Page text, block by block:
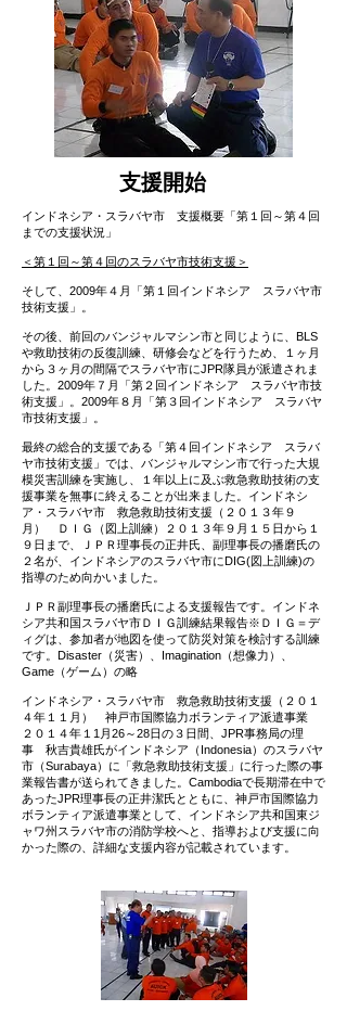
​支援開始
インドネシア・スラバヤ市 支援概要「第１回～第４回
までの支援状況」
＜第１回～第４回のスラバヤ市技術支援＞
そして、2009年４月「第１回インドネシア スラバヤ市
技術支援」。
その後、前回のバンジャルマシン市と同じように、BLS
や救助技術の反復訓練、研修会などを行うため、１ヶ月
から３ヶ月の間隔でスラバヤ市にJPR隊員が派遣されま
した。2009年７月「第２回インドネシア スラバヤ市技
術支援」。2009年８月「第３回インドネシア スラバヤ
市技術支援」。
最終の総合的支援である「第４回インドネシア スラバ
ヤ市技術支援」では、バンジャルマシン市で行った大規
模災害訓練を実施し、１年以上に及ぶ救急救助技術の支
援事業を無事に終えることが出来ました。インドネシ
ア・スラバヤ市 救急救助技術支援（２０１３年９
月） ＤＩＧ（図上訓練）２０１３年９月１５日から１
９日まで、ＪＰＲ理事長の正井氏、副理事長の播磨氏の
２名が、インドネシアのスラバヤ市にDIG(図上訓練)の
指導のため向かいました。
ＪＰＲ副理事長の播磨氏による支援報告です。インドネ
シア共和国スラバヤ市ＤＩＧ訓練結果報告※ＤＩＧ＝デ
ィグは、参加者が地図を使って防災対策を検討する訓練
です。Disaster（災害）、Imagination（想像力）、
Game（ゲーム）の略
インドネシア・スラバヤ市 救急救助技術支援（２０１
４年１１月） 神戸市国際協力ボランティア派遣事業
２０１４年１1月26～28日の３日間、JPR事務局の理
事 秋吉貴雄氏がインドネシア（Indonesia）のスラバヤ
市（Surabaya）に「救急救助技術支援」に行った際の事
業報告書が送られてきました。Cambodiaで長期滞在中で
あったJPR理事長の正井潔氏とともに、神戸市国際協力
ボランティア派遣事業として、インドネシア共和国東ジ
ャワ州スラバヤ市の消防学校へと、指導および支援に向
かった際の、詳細な支援内容が記載されています。